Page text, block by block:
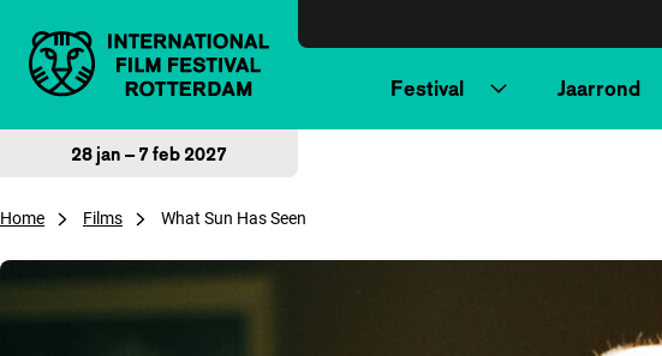
Festival Jaarrond
28 jan – 7 feb 2027
Home Films What Sun Has Seen